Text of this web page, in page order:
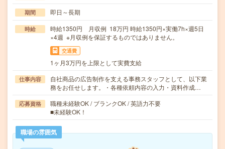
期間 即日～長期
時給
時給1350円 月収例 18万円 時給1350円×実働7h×週5日
×4週 ※月収例を保証するものではありません。
交通費
1ヶ月3万円を上限として実費支給
仕事内容
自社商品の広告制作を支える事務スタッフとして、以下業
務をお任せします。・各種依頼内容の入力・資料作成…
応募資格
職種未経験OK / ブランクOK / 英語力不要
■未経験OK！
職場の雰囲気